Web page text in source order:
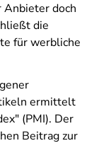
Anbieter doch
die
für werbliche
ermittelt
(PMI). Der
Beitrag zur